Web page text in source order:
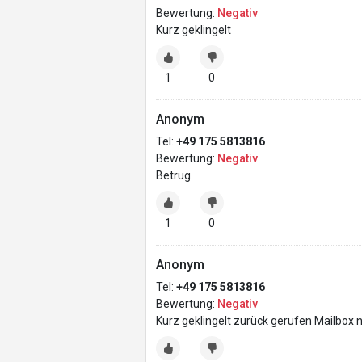
Bewertung: Negativ
Kurz geklingelt
1 0
Anonym
Tel: +49 175 5813816
Bewertung: Negativ
Betrug
1 0
Anonym
Tel: +49 175 5813816
Bewertung: Negativ
Kurz geklingelt zurück gerufen Mailbox